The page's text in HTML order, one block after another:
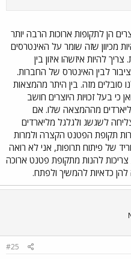
הן לתקופות ארוכות הרבה יותר
מכיוון שזה שומר על האינטרסים
להיות איזשהו איזון בין
לבין האינטרס של החברות.
סובלים מזה. בין היתר מהמצאות
כי בעל זכויות היוצרים חושב
מההמצאה שלו. אם
לשגשג ולגלגל מליארדים
תקופת הפטנט הקצרה ולמרות
של פיתוח תרופות, אני לא רואה
להנות מתקופת פטנט ארוכה
כדאיות להמשיך ולפתח.
#25